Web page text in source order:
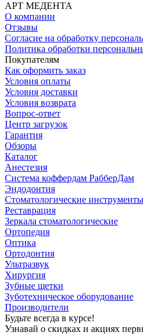
АРТ МЕДЕНТА
О компании
Отзывы
Согласие на обработку
Политика обработки
Покупателям
Как оформить заказ
Условия оплаты
Условия доставки
Условия возврата
Вопрос-ответ
Центр загрузок
Гарантия
Обзоры
Каталог
Анестезия
Система коффердам РабберДам
Эндодонтия
Стоматологические инструменты
Реставрация
Зеркала стоматологические
Ортопедия
Оптика
Ортодонтия
Ультразвук
Хирургия
Зубные щетки
Зуботехническое оборудование
Производители
Будьте всегда в курсе!
Узнавай о скидках и акциях